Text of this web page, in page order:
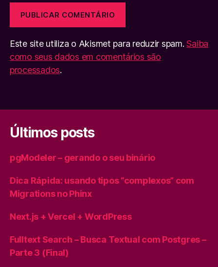
Este site utiliza o Akismet para reduzir spam.Saiba
como seus dados em comentários são
processados.
Últimos posts
pgModeler – gerando o seu binário
Dica Rápida: usando tipos “complexos” com
Migrations no Phinx
Next.js + Vercel + WordPress
Fulltext Search – Busca Textual com Postgres –
Parte 3 (Final)